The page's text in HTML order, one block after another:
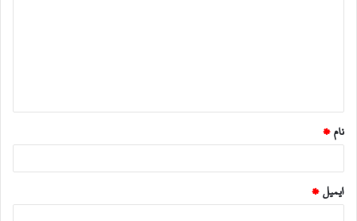
*
نام *
ایمیل *